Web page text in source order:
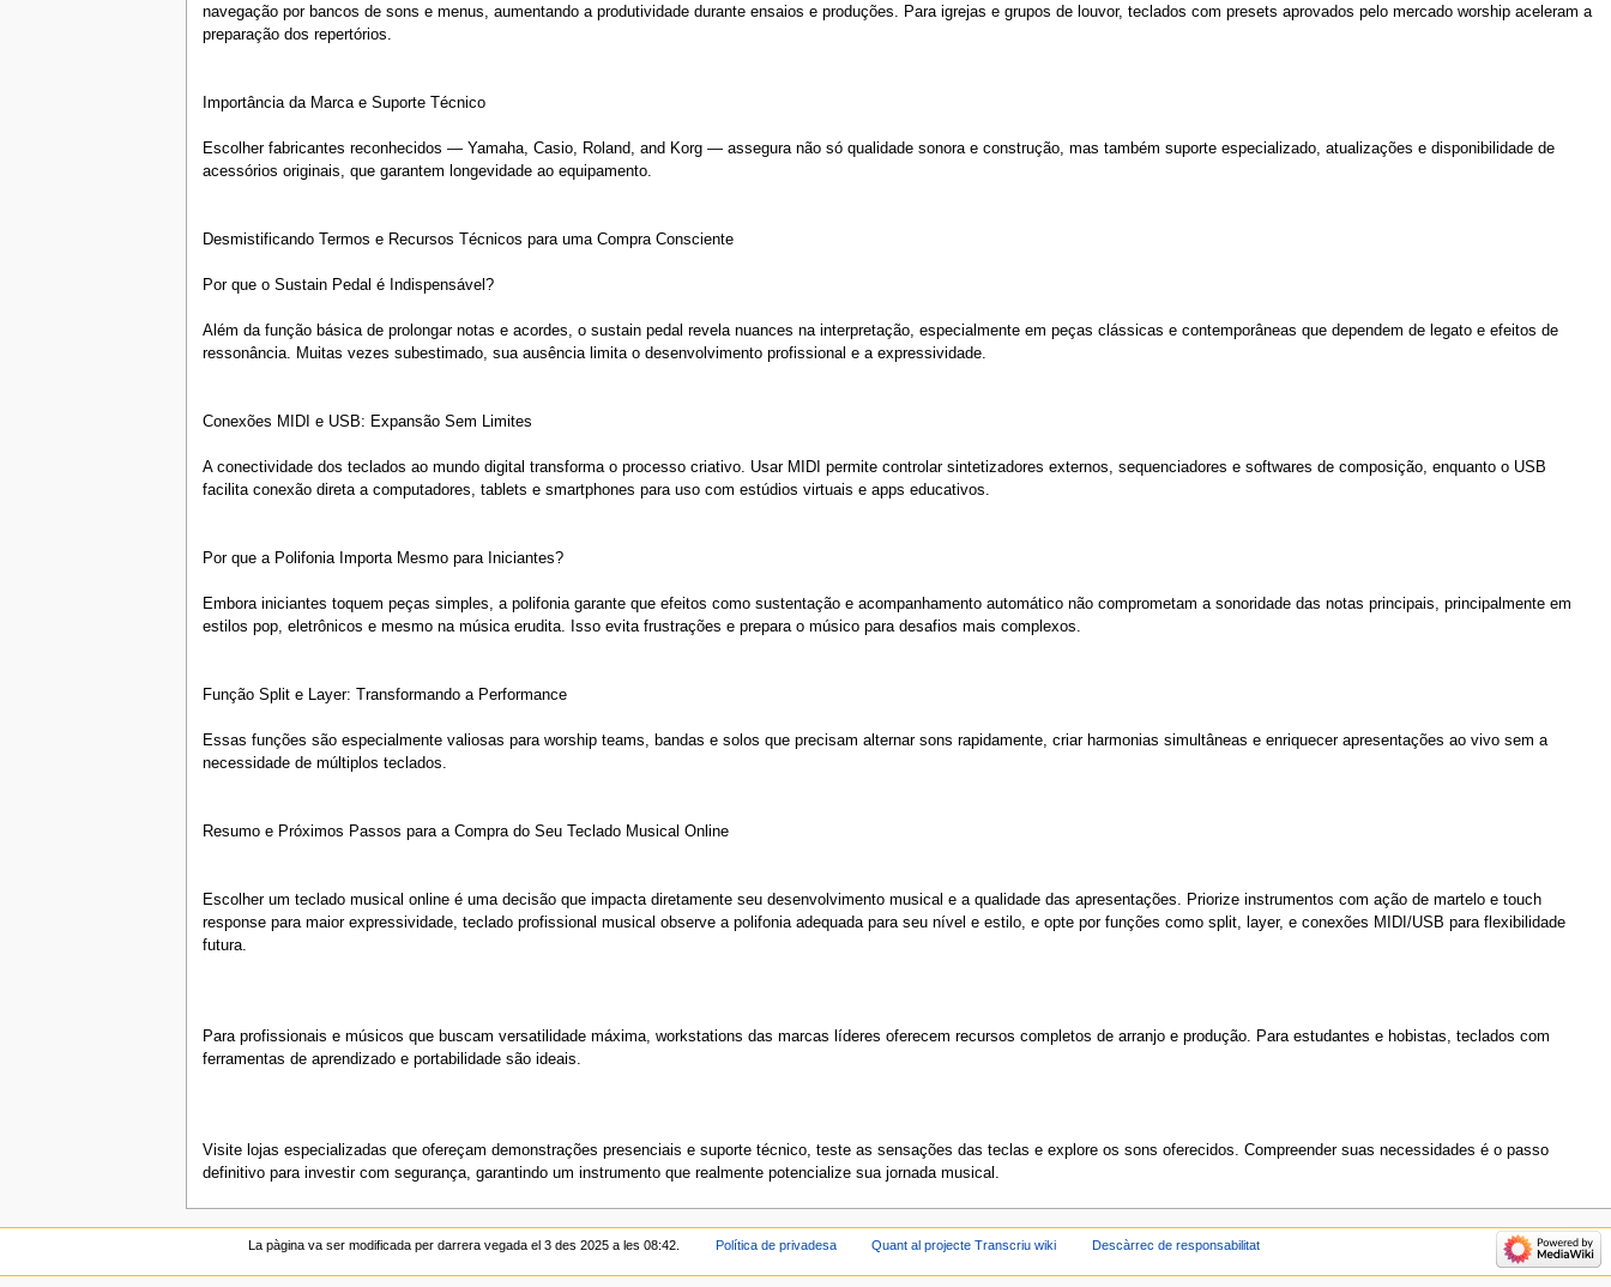
navegação por bancos de sons e menus, aumentando a produtividade durante ensaios e produções. Para igrejas e grupos de louvor, teclados com presets aprovados pelo mercado worship aceleram a
preparação dos repertórios.
Importância da Marca e Suporte Técnico
Escolher fabricantes reconhecidos — Yamaha, Casio, Roland, and Korg — assegura não só qualidade sonora e construção, mas também suporte especializado, atualizações e disponibilidade de
acessórios originais, que garantem longevidade ao equipamento.
Desmistificando Termos e Recursos Técnicos para uma Compra Consciente
Por que o Sustain Pedal é Indispensável?
Além da função básica de prolongar notas e acordes, o sustain pedal revela nuances na interpretação, especialmente em peças clássicas e contemporâneas que dependem de legato e efeitos de
ressonância. Muitas vezes subestimado, sua ausência limita o desenvolvimento profissional e a expressividade.
Conexões MIDI e USB: Expansão Sem Limites
A conectividade dos teclados ao mundo digital transforma o processo criativo. Usar MIDI permite controlar sintetizadores externos, sequenciadores e softwares de composição, enquanto o USB
facilita conexão direta a computadores, tablets e smartphones para uso com estúdios virtuais e apps educativos.
Por que a Polifonia Importa Mesmo para Iniciantes?
Embora iniciantes toquem peças simples, a polifonia garante que efeitos como sustentação e acompanhamento automático não comprometam a sonoridade das notas principais, principalmente em
estilos pop, eletrônicos e mesmo na música erudita. Isso evita frustrações e prepara o músico para desafios mais complexos.
Função Split e Layer: Transformando a Performance
Essas funções são especialmente valiosas para worship teams, bandas e solos que precisam alternar sons rapidamente, criar harmonias simultâneas e enriquecer apresentações ao vivo sem a
necessidade de múltiplos teclados.
Resumo e Próximos Passos para a Compra do Seu Teclado Musical Online
Escolher um teclado musical online é uma decisão que impacta diretamente seu desenvolvimento musical e a qualidade das apresentações. Priorize instrumentos com ação de martelo e touch
response para maior expressividade, teclado profissional musical observe a polifonia adequada para seu nível e estilo, e opte por funções como split, layer, e conexões MIDI/USB para flexibilidade
futura.
Para profissionais e músicos que buscam versatilidade máxima, workstations das marcas líderes oferecem recursos completos de arranjo e produção. Para estudantes e hobistas, teclados com
ferramentas de aprendizado e portabilidade são ideais.
Visite lojas especializadas que ofereçam demonstrações presenciais e suporte técnico, teste as sensações das teclas e explore os sons oferecidos. Compreender suas necessidades é o passo
definitivo para investir com segurança, garantindo um instrumento que realmente potencialize sua jornada musical.
La pàgina va ser modificada per darrera vegada el 3 des 2025 a les 08:42. Política de privadesa Quant al projecte Transcriu wiki Descàrrec de responsabilitat